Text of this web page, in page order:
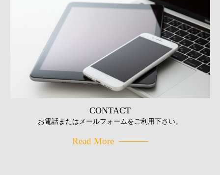
CONTACT
お電話またはメールフォームをご利用下さい。
Read More